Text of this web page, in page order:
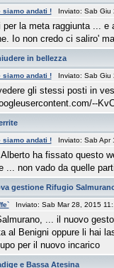
siamo andati !Inviato: Sab Giu
per la meta raggiunta ...
Io non credo ci saliro'
in bellezza
siamo andati !Inviato: Sab Giu
gli stessi posti in
siamo andati !Inviato: Sab Apr
ha fissato questo
... non vado da quelle
gestione Rifugio
Inviato: Sab Mar 28, 2015
... il nuovo
al Benigni oppure li hai
per il nuovo incarico
e Bassa Atesina